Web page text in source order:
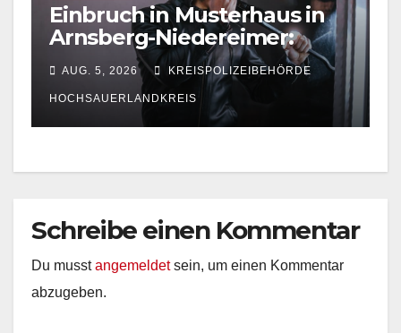
Einbruch in Musterhaus in
Arnsberg-Niedereimer:
Polizei sucht Zeugen
AUG. 5, 2026 KREISPOLIZEIBEHÖRDE
HOCHSAUERLANDKREIS
Schreibe einen Kommentar
Du musstangemeldetsein, um einen Kommentar
abzugeben.